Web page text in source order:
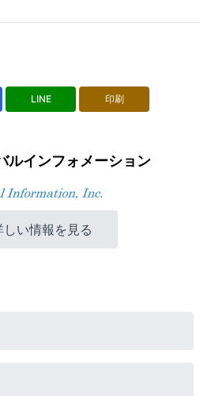
LINE 印刷
ルインフォメーション
い情報を見る